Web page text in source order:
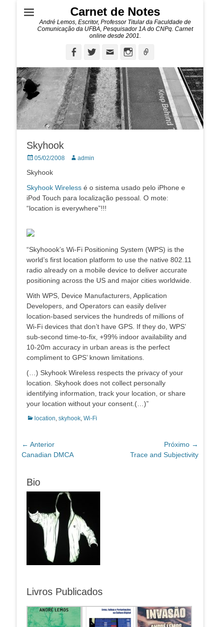
Carnet de Notes
André Lemos, Escritor, Professor Titular da Faculdade de
Comunicação da UFBA, Pesquisador 1A do CNPq. Carnet
online desde 2001.
FacebookTwitterEmail Instagram
Skyhook
Posted
05/02/2008 Autor:admin
Skyhook
Skyhook Wireless é o sistema usado pelo iPhone e
iPod Touch para localização pessoal. O mote:
“location is everywhere”!!!
“Skyhoook’s Wi-Fi Positioning System (WPS) is the
world’s first location platform to use the native 802.11
radio already on a mobile device to deliver accurate
positioning across the US and major cities worldwide.
With WPS, Device Manufacturers, Application
Developers, and Operators can easily deliver
location-based services the hundreds of millions of
Wi-Fi devices that don’t have GPS. If they do, WPS’
sub-second time-to-fix, +99% indoor availability and
10-20m accuracy in urban areas is the perfect
compliment to GPS’ known limitations.
(…) Skyhook Wireless respects the privacy of your
location. Skyhook does not collect personally
identifying information, track your location, or share
your location without your consent.(…)”
Categorias:
location skyhook Wi-Fi
Navegação
de
← Anterior
Post
Canadian DMCA
Próximo →
PróximoTrace and Subjectivity
Bio
Livros Publicados